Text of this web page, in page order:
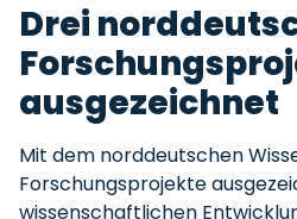
Drei
ausgezeichnet
Mit dem norddeutschen
Forschungsprojekte
wissenschaftlichen